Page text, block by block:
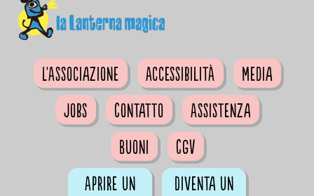
L'Associazione Accessibilità
Media
Jobs
Contatto
Assistenza
Buoni
CGV
Aprire un
Diventa un